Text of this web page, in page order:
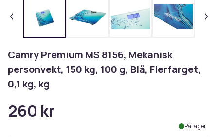
Camry Premium MS 8156, Mekanisk
personvekt, 150 kg, 100 g, Blå, Flerfarget,
0,1 kg, kg
260 kr
På lager